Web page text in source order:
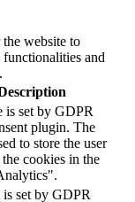
the website to
and
is set by GDPR
plugin. The
to store the user
cookies in the
set by GDPR